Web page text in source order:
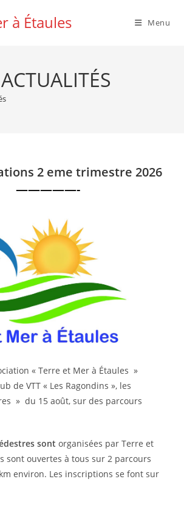
à Étaules Menu
2 eme trimestre 2026
—————-
« Terre et Mer à Étaules »
de VTT « Les Ragondins », les
» du 15 août, sur des parcours
sont organisées par Terre et
sont ouvertes à tous sur 2 parcours
environ. Les inscriptions se font sur